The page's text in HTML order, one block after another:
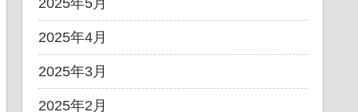
2025年5月
2025年4月
2025年3月
2025年2月